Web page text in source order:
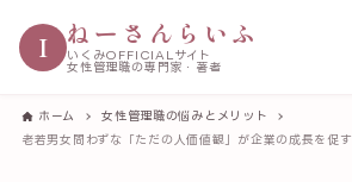
I ねーさんらいふ
いくみOFFICIALサイト
女性管理職の専門家・著者
ホーム
女性管理職の悩みとメリット
老若男女問わずな「ただの人価値観」が企業の成長を促す